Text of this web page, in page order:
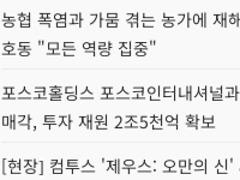
농협 폭염과 가뭄 겪는 농가에 재
호동 "모든 역량 집중"
포스코홀딩스 포스코인터내셔널
매각, 투자 재원 2조5천억 확보
[현장] 컴투스 '제우스: 오만의 신'